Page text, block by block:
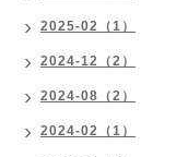
2025-02（1）
2024-12（2）
2024-08（2）
2024-02（1）